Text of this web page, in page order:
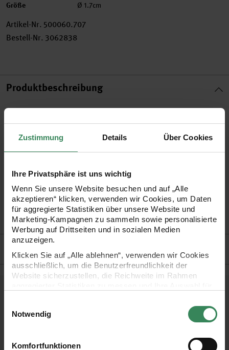
Zustimmung Details Über Cookies
Ihre Privatsphäre ist uns wichtig
Wenn Sie unsere Website besuchen und auf „Alle
akzeptieren“ klicken, verwenden wir Cookies, um Daten
für aggregierte Statistiken über unsere Website und
Marketing-Kampagnen zu sammeln sowie personalisierte
Werbung auf Drittseiten und in sozialen Medien
anzuzeigen.
Klicken Sie auf „Alle ablehnen“, verwenden wir Cookies
ausschließlich, um die Benutzerfreundlichkeit der
Website sicherzustellen, die Reichweite im Rahmen
Ihre Einwilligung ist freiwillig und kann jederzeit über den
Link „Cookie-Einstellungen“ im Fußbereich der Seite
verwendeten Technologien und den Empfängern der
Notwendig
Komfortfunktionen
Größe Ø 1.7cm
Artikel-Nr. 500060.707
Bestell-Nr. 3062838
Produktbeschreibung
alles mit! Die Knöpfe gibt’s in großer Auswahl an Farben und
Farbe: beige/grau strukturiert
Größe: 1,7 cm
Inhalt: 4 Stück
Hersteller